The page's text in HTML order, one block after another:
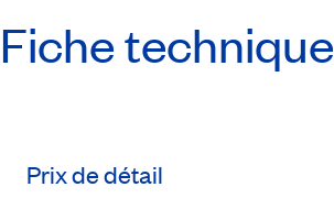
Fiche technique
Prix de détail